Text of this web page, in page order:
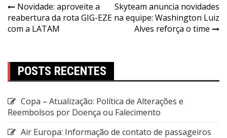
Novidade: aproveite a
reabertura da rota GIG-EZE
com a LATAM
Skyteam anuncia novidades
na equipe: Washington Luiz
Alves reforça o time
POSTS RECENTES
Copa – Atualização: Política de Alterações e
Reembolsos por Doença ou Falecimento
Air Europa: Informação de contato de passageiros